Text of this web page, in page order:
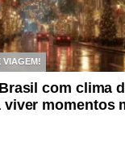
VIAGEM!
com clima
viver momentos